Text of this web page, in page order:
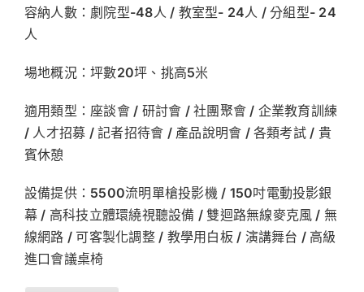
容納人數：劇院型-48人 / 教室型- 24人 / 分組型- 24
人
場地概況：坪數20坪、挑高5米
適用類型：座談會 / 研討會 / 社團聚會 / 企業教育訓練
/ 人才招募 / 記者招待會 / 產品說明會 / 各類考試 / 貴
賓休憩
設備提供：5500流明單槍投影機 / 150吋電動投影銀
幕 / 高科技立體環繞視聽設備 / 雙迴路無線麥克風 / 無
線網路 / 可客製化調整 / 教學用白板 / 演講舞台 / 高級
進口會議桌椅